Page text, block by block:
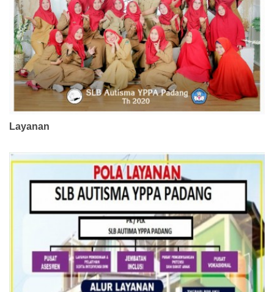
Layanan